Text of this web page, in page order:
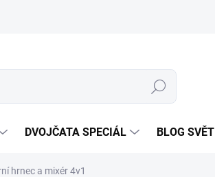
Hledat
DVOJČATA SPECIÁL BLOG
hrnec a mixér 4v1